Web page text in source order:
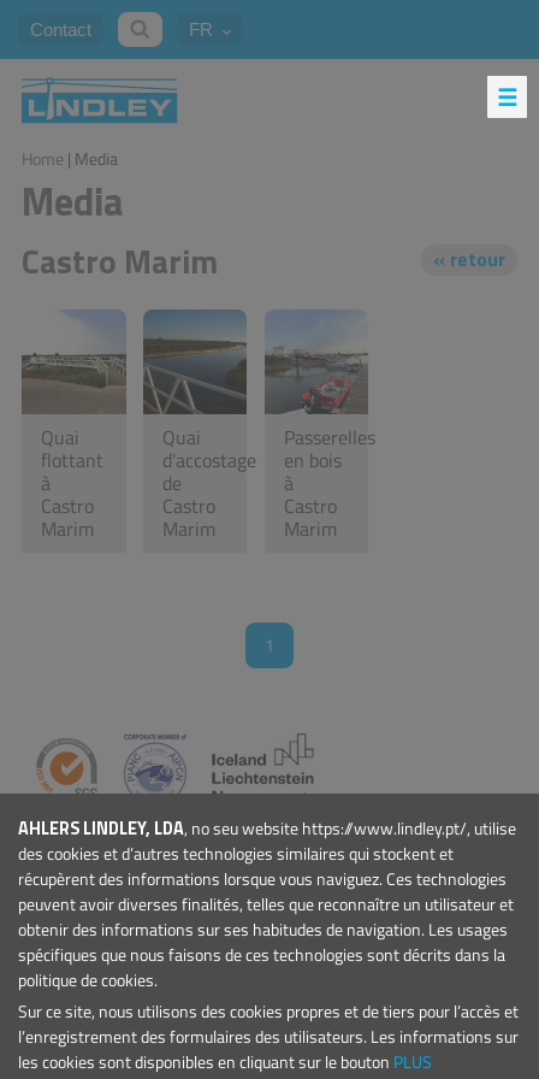
AHLERS LINDLEY, LDA, no seu website https://www.lindley.pt/, utilise
des cookies et d’autres technologies similaires qui stockent et
récupèrent des informations lorsque vous naviguez. Ces technologies
peuvent avoir diverses finalités, telles que reconnaître un utilisateur et
obtenir des informations sur ses habitudes de navigation. Les usages
spécifiques que nous faisons de ces technologies sont décrits dans la
politique de cookies.
Sur ce site, nous utilisons des cookies propres et de tiers pour l’accès et
l’enregistrement des formulaires des utilisateurs. Les informations sur
les cookies sont disponibles en cliquant sur le bouton PLUS
Contact FR
Home | Media
Media
Castro Marim
Quai
flottant
à
Castro
Marim
Quai
d'accostage
de
Castro
Marim
Passerelles
en bois
à
Castro
Marim
1
ENTREPRISE
Qui Sommes-nous
Actualités
Événements
Projets
Conditions Générales
PRODUITS
Marinas et Ports de Plaisance